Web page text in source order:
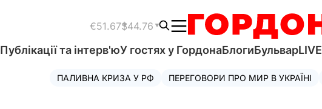
€51.67$44.76
Публікації та інтерв'юУ гостях у ГордонаБлогиБульварLIVE
ПАЛИВНА КРИЗА У РФ ПЕРЕГОВОРИ ПРО МИР В УКРАЇНІ